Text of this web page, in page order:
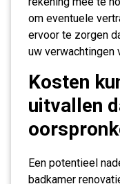
om eventuele
ervoor te zorgen
uw verwachtingen
Kosten
uitvallen
Een potentieel
badkamer